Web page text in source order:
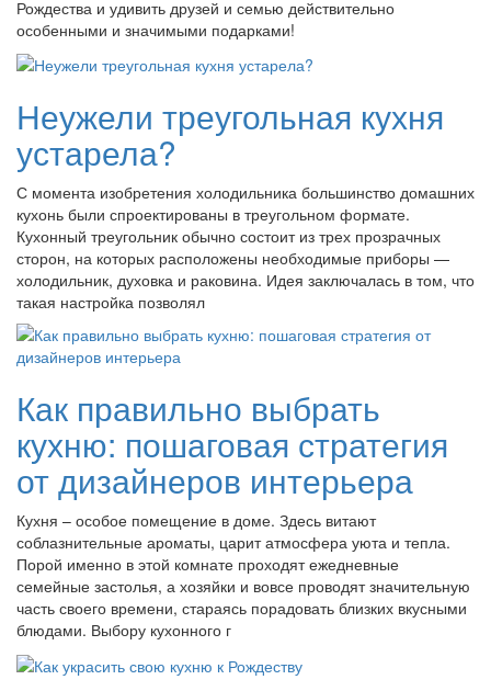
Рождества и удивить друзей и семью действительно
особенными и значимыми подарками!
Неужели треугольная кухня
устарела?
С момента изобретения холодильника большинство домашних
кухонь были спроектированы в треугольном формате.
Кухонный треугольник обычно состоит из трех прозрачных
сторон, на которых расположены необходимые приборы —
холодильник, духовка и раковина. Идея заключалась в том, что
такая настройка позволял
Как правильно выбрать
кухню: пошаговая стратегия
от дизайнеров интерьера
Кухня – особое помещение в доме. Здесь витают
соблазнительные ароматы, царит атмосфера уюта и тепла.
Порой именно в этой комнате проходят ежедневные
семейные застолья, а хозяйки и вовсе проводят значительную
часть своего времени, стараясь порадовать близких вкусными
блюдами. Выбору кухонного г